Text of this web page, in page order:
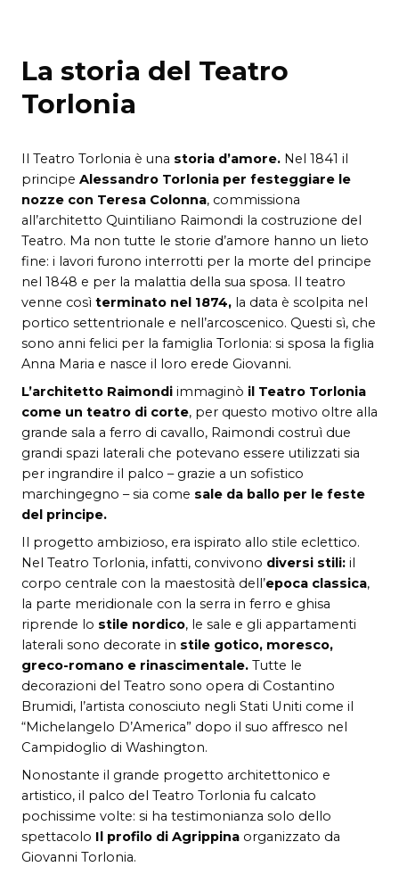
La storia del Teatro
Torlonia
Il Teatro Torlonia è una storia d’amore. Nel 1841 il
principe Alessandro Torlonia per festeggiare le
nozze con Teresa Colonna, commissiona
all’architetto Quintiliano Raimondi la costruzione del
Teatro. Ma non tutte le storie d’amore hanno un lieto
fine: i lavori furono interrotti per la morte del principe
nel 1848 e per la malattia della sua sposa. Il teatro
venne così terminato nel 1874, la data è scolpita nel
portico settentrionale e nell’arcoscenico. Questi sì, che
sono anni felici per la famiglia Torlonia: si sposa la figlia
Anna Maria e nasce il loro erede Giovanni.
L’architetto Raimondi immaginò il Teatro Torlonia
come un teatro di corte, per questo motivo oltre alla
grande sala a ferro di cavallo, Raimondi costruì due
grandi spazi laterali che potevano essere utilizzati sia
per ingrandire il palco – grazie a un sofistico
marchingegno – sia come sale da ballo per le feste
del principe.
Il progetto ambizioso, era ispirato allo stile eclettico.
Nel Teatro Torlonia, infatti, convivono diversi stili: il
corpo centrale con la maestosità dell’epoca classica,
la parte meridionale con la serra in ferro e ghisa
riprende lo stile nordico, le sale e gli appartamenti
laterali sono decorate in stile gotico, moresco,
greco-romano e rinascimentale. Tutte le
decorazioni del Teatro sono opera di Costantino
Brumidi, l’artista conosciuto negli Stati Uniti come il
“Michelangelo D’America” dopo il suo affresco nel
Campidoglio di Washington.
Nonostante il grande progetto architettonico e
artistico, il palco del Teatro Torlonia fu calcato
pochissime volte: si ha testimonianza solo dello
spettacolo Il profilo di Agrippina organizzato da
Giovanni Torlonia.